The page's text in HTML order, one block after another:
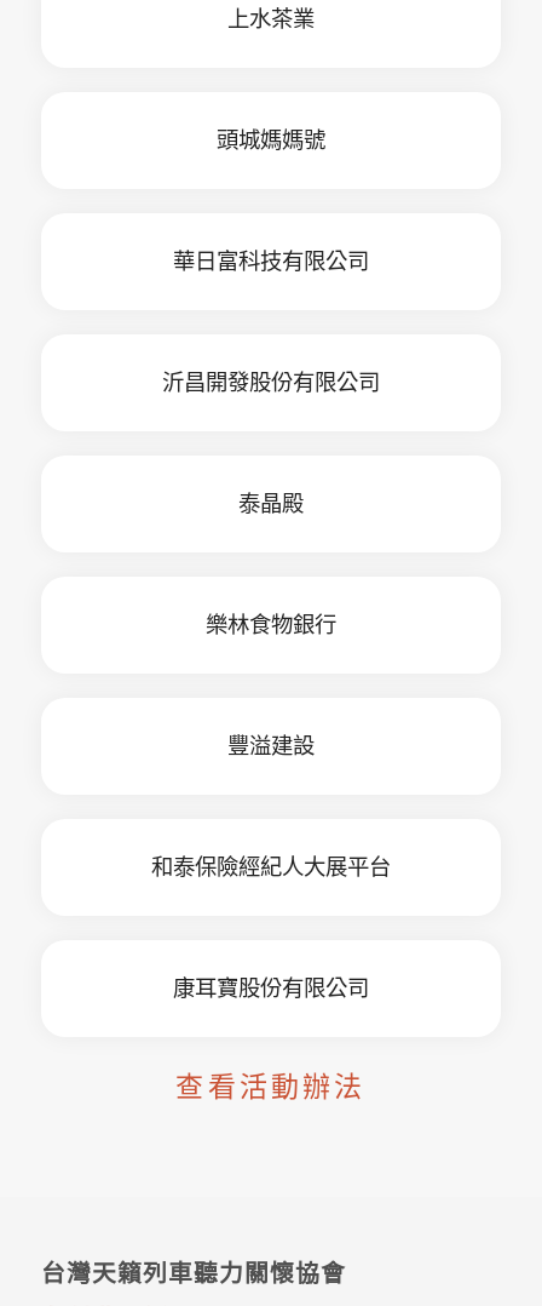
上水茶業
頭城媽媽號
華日富科技有限公司
沂昌開發股份有限公司
泰晶殿
樂林食物銀行
豐溢建設
和泰保險經紀人大展平台
康耳寶股份有限公司
查看活動辦法
台灣天籟列車聽力關懷協會